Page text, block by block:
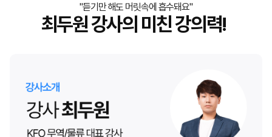
"듣기만 해도 머릿속에 흡수돼요"
최두원 강사의 미친 강의력!